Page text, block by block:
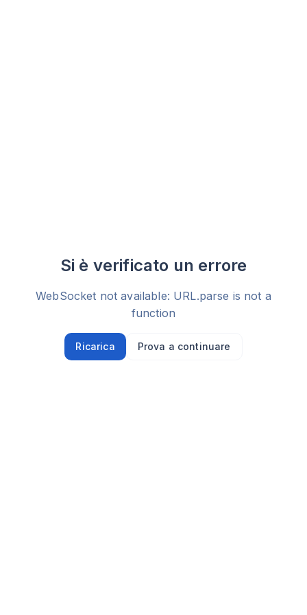
Si è verificato un errore
WebSocket not available: URL.parse is not a
function
Ricarica Prova a continuare